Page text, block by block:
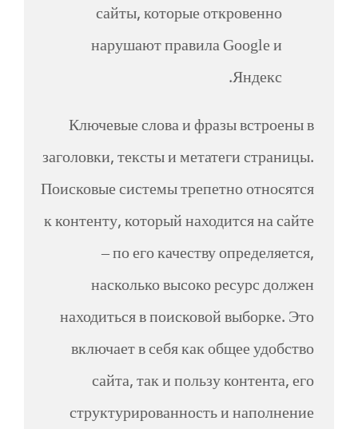
сайты, которые откровенно
нарушают правила Google и
Яндекс.
Ключевые слова и фразы встроены в
заголовки, тексты и метатеги страницы.
Поисковые системы трепетно относятся
к контенту, который находится на сайте
– по его качеству определяется,
насколько высоко ресурс должен
находиться в поисковой выборке. Это
включает в себя как общее удобство
сайта, так и пользу контента, его
структурированность и наполнение